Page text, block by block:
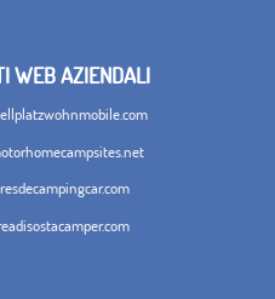
WEB AZIENDALI